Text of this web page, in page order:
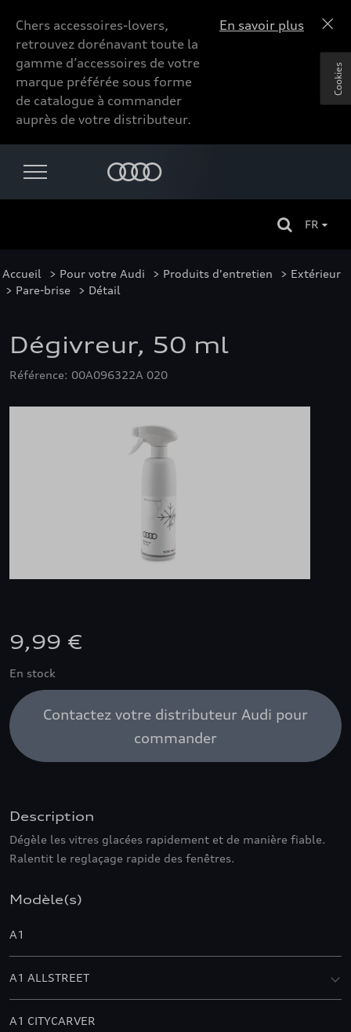
Chers accessoires-lovers,
retrouvez dorénavant toute la
gamme d’accessoires de votre
marque préférée sous forme
de catalogue à commander
auprès de votre distributeur.
En savoir plus
FR
Accueil > Pour votre Audi > Produits d'entretien > Extérieur
> Pare-brise > Détail
Dégivreur, 50 ml
Référence: 00A096322A 020
9,99 €
En stock
Contactez votre distributeur Audi pour
commander
Description
Dégèle les vitres glacées rapidement et de manière fiable.
Ralentit le reglaçage rapide des fenêtres.
Modèle(s)
A1
A1 ALLSTREET
A1 CITYCARVER
Cookies